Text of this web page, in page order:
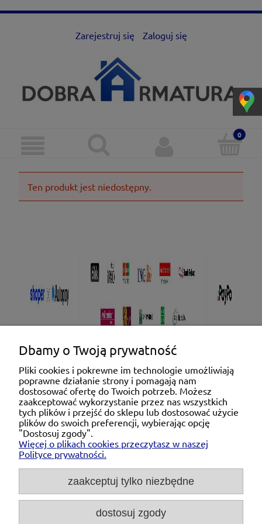
Zarejestruj się Zaloguj się
Ten produkt jest niedostępny.
Pomoc
Moje konto
Płatności i dostawa
O nas
Michał Niedźwiecki Dobra Armatura, ul. Krakowska
Dbamy o Twoją prywatność
Pliki cookies i pokrewne im technologie umożliwiają
poprawne działanie strony i pomagają nam
dostosować ofertę do Twoich potrzeb. Możesz
zaakceptować wykorzystanie przez nas wszystkich
tych plików i przejść do sklepu lub dostosować użycie
plików do swoich preferencji, wybierając opcję
"Dostosuj zgody".
Więcej o plikach cookies przeczytasz w naszej
Polityce prywatności.
zaakceptuj tylko niezbędne
dostosuj zgody